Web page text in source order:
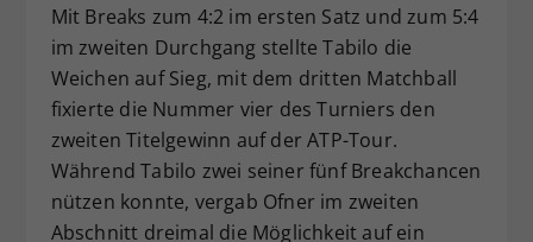
Mit Breaks zum 4:2 im ersten Satz und zum 5:4
im zweiten Durchgang stellte Tabilo die
Weichen auf Sieg, mit dem dritten Matchball
fixierte die Nummer vier des Turniers den
zweiten Titelgewinn auf der ATP-Tour.
Während Tabilo zwei seiner fünf Breakchancen
nützen konnte, vergab Ofner im zweiten
Abschnitt dreimal die Möglichkeit auf ein